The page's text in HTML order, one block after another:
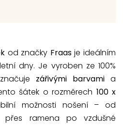
od značky Fraasje ideálním
dny. Je vyroben ze 100%
zářivými barvami a
šátek o rozměrech 100 x
možnosti nošení – od
přes ramena po vzdušné